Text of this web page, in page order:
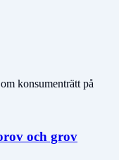
konsumenträtt på
och grov